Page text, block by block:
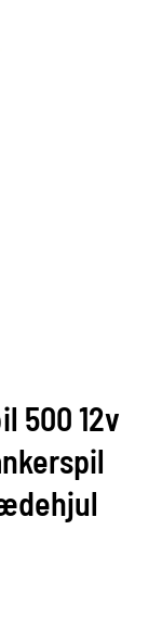
500 12v